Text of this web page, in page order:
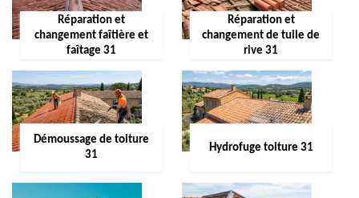
Réparation et
changement faîtière et
faîtage 31
Réparation et
changement de tuile de
rive 31
Démoussage de toiture
31
Hydrofuge toiture 31